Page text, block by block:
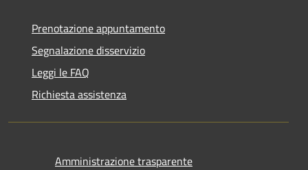
Prenotazione appuntamento
Segnalazione disservizio
Leggi le FAQ
Richiesta assistenza
Amministrazione trasparente